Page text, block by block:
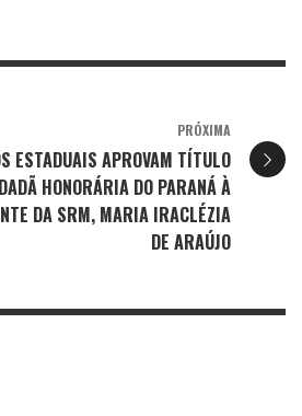
PRÓXIMA
ESTADUAIS APROVAM TÍTULO
HONORÁRIA DO PARANÁ À
DA SRM, MARIA IRACLÉZIA
DE ARAÚJO